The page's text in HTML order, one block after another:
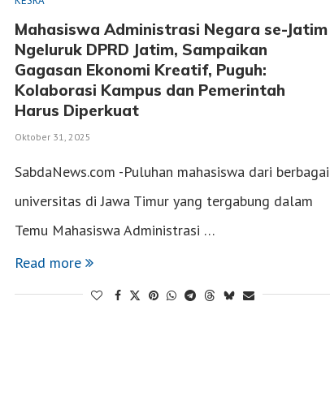
Mahasiswa Administrasi Negara se-Jatim
Ngeluruk DPRD Jatim, Sampaikan
Gagasan Ekonomi Kreatif, Puguh:
Kolaborasi Kampus dan Pemerintah
Harus Diperkuat
Oktober 31, 2025
SabdaNews.com -Puluhan mahasiswa dari berbagai
universitas di Jawa Timur yang tergabung dalam
Temu Mahasiswa Administrasi …
Read more